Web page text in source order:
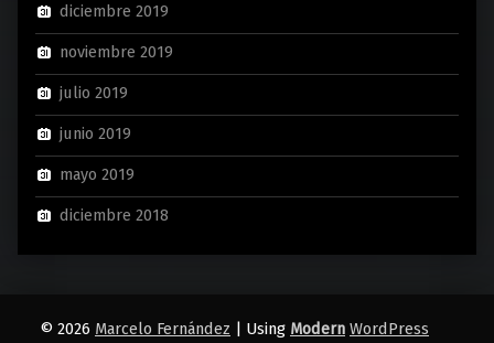
diciembre 2019
noviembre 2019
julio 2019
junio 2019
mayo 2019
diciembre 2018
© 2026 Marcelo Fernández | Using Modern WordPress